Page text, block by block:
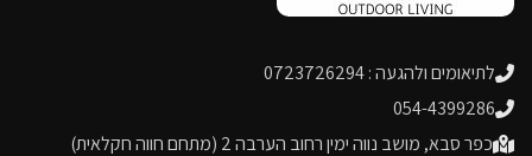
לתיאומים ולהגעה : 0723726294
054-4399286
כפר סבא, מושב נווה ימין רחוב הערבה 2 (מתחם חווה חקלאית)